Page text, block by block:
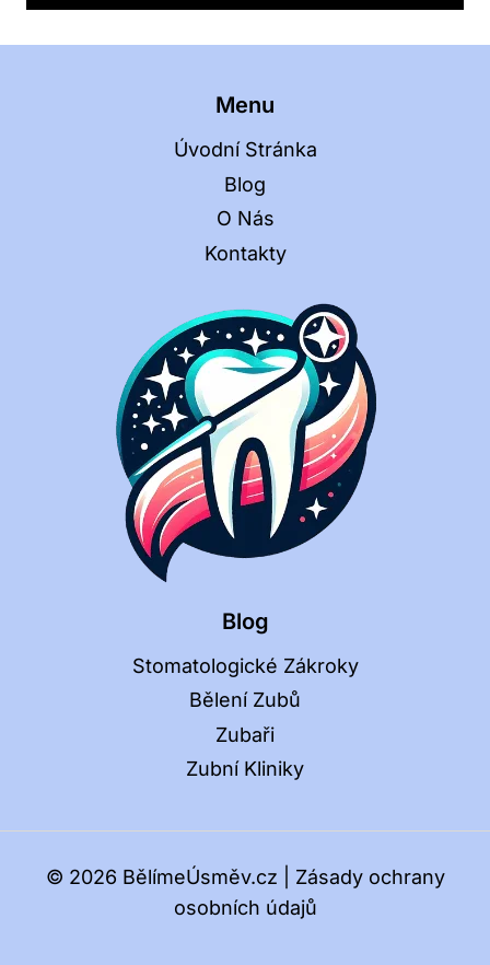
Menu
Úvodní Stránka
Blog
O Nás
Kontakty
Blog
Stomatologické Zákroky
Bělení Zubů
Zubaři
Zubní Kliniky
© 2026 BělímeÚsměv.cz | Zásady ochrany
osobních údajů